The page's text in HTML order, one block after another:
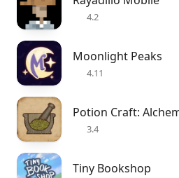
4.2
Moonlight Peaks
4.11
Potion Craft:
3.4
Tiny Bookshop